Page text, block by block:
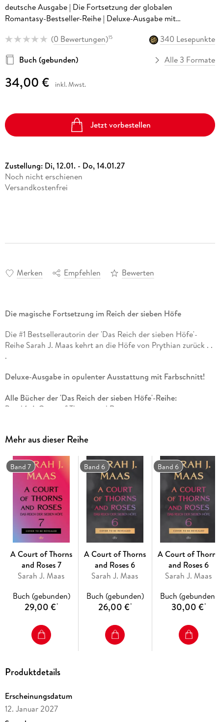
deutsche Ausgabe | Die Fortsetzung der globalen
Romantasy-Bestseller-Reihe | Deluxe-Ausgabe mit
(0 Bewertungen)15
340 Lesepunkte
Buch (gebunden)
Alle 3 Formate
34,00 € inkl. Mwst.
Jetzt vorbestellen
Zustellung: Di, 12.01. - Do, 14.01.27
Noch nicht erschienen
Versandkostenfrei
Merken Empfehlen Bewerten
Die magische Fortsetzung im Reich der sieben Höfe
Die #1 Bestsellerautorin der 'Das Reich der sieben Höfe'-
Reihe Sarah J. Maas kehrt an die Höfe von Prythian zurück . .
.
Deluxe-Ausgabe in opulenter Ausstattung mit Farbschnitt!
Alle Bücher der 'Das Reich der sieben Höfe'-Reihe:
Band 1: A Court of Thorns and Roses
Band 4: A Court of Frost and Starlight
Band 6 erscheint am 27. Oktober 2026
Band 7 erscheint am 12. Januar 2027
Die Bände sind nicht unabhängig voneinander lesbar.
Weitere Reihen von Sarah J. Maas bei dtv:
'Throne of Glass'
'Crescent City'
Mehr aus dieser Reihe
Band 7
A Court of Thorns
and Roses 7
Sarah J. Maas
Buch (gebunden)
29,00 €*
Band 6
A Court of Thorns
and Roses 6
Sarah J. Maas
Buch (gebunden)
26,00 €*
Band 6
A Court of Thorns
and Roses 6
Sarah J. Maas
Buch (gebunden)
30,00 €*
Produktdetails
Erscheinungsdatum
12. Januar 2027